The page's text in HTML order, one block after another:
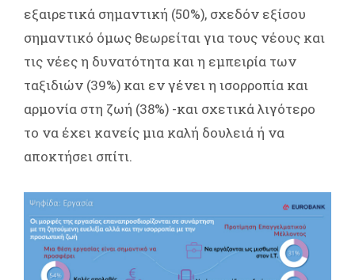
εξαιρετικά σημαντική (50%), σχεδόν εξίσου
σημαντικό όμως θεωρείται για τους νέους και
τις νέες η δυνατότητα και η εμπειρία των
ταξιδιών (39%) και εν γένει η ισορροπία και
αρμονία στη ζωή (38%) -και σχετικά λιγότερο
το να έχει κανείς μια καλή δουλειά ή να
αποκτήσει σπίτι.